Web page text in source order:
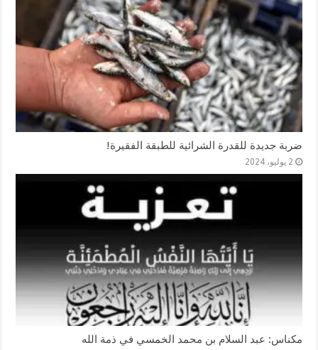
ضربة جديدة للقدرة الشرائية للطبقة الفقيرة!
2 يوليو، 2024
مكناس: عبد السلام بن محمد الخمسي في ذمة الله